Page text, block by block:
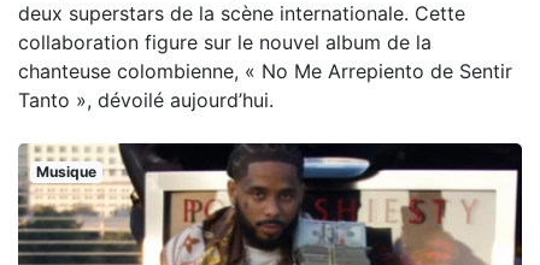
deux superstars de la scène internationale. Cette
collaboration figure sur le nouvel album de la
chanteuse colombienne, « No Me Arrepiento de Sentir
Tanto », dévoilé aujourd’hui.
Musique